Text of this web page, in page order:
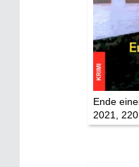
Die
Ende
2021,